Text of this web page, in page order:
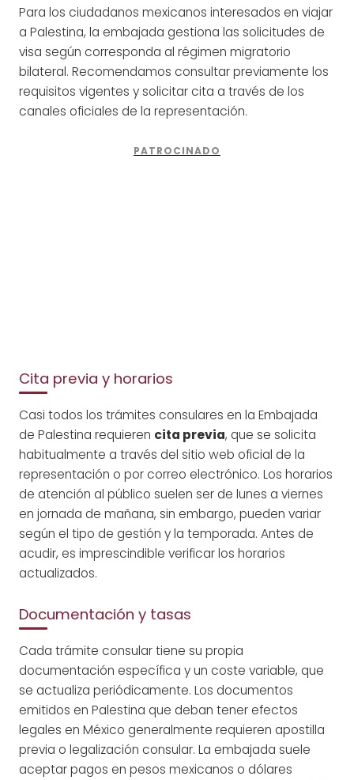
Para los ciudadanos mexicanos interesados en viajar
a Palestina, la embajada gestiona las solicitudes de
visa según corresponda al régimen migratorio
bilateral. Recomendamos consultar previamente los
requisitos vigentes y solicitar cita a través de los
canales oficiales de la representación.
Cita previa y horarios
Casi todos los trámites consulares en la Embajada
de Palestina requieren cita previa, que se solicita
habitualmente a través del sitio web oficial de la
representación o por correo electrónico. Los horarios
de atención al público suelen ser de lunes a viernes
en jornada de mañana, sin embargo, pueden variar
según el tipo de gestión y la temporada. Antes de
acudir, es imprescindible verificar los horarios
actualizados.
Documentación y tasas
Cada trámite consular tiene su propia
documentación específica y un coste variable, que
se actualiza periódicamente. Los documentos
emitidos en Palestina que deban tener efectos
legales en México generalmente requieren apostilla
previa o legalización consular. La embajada suele
aceptar pagos en pesos mexicanos o dólares